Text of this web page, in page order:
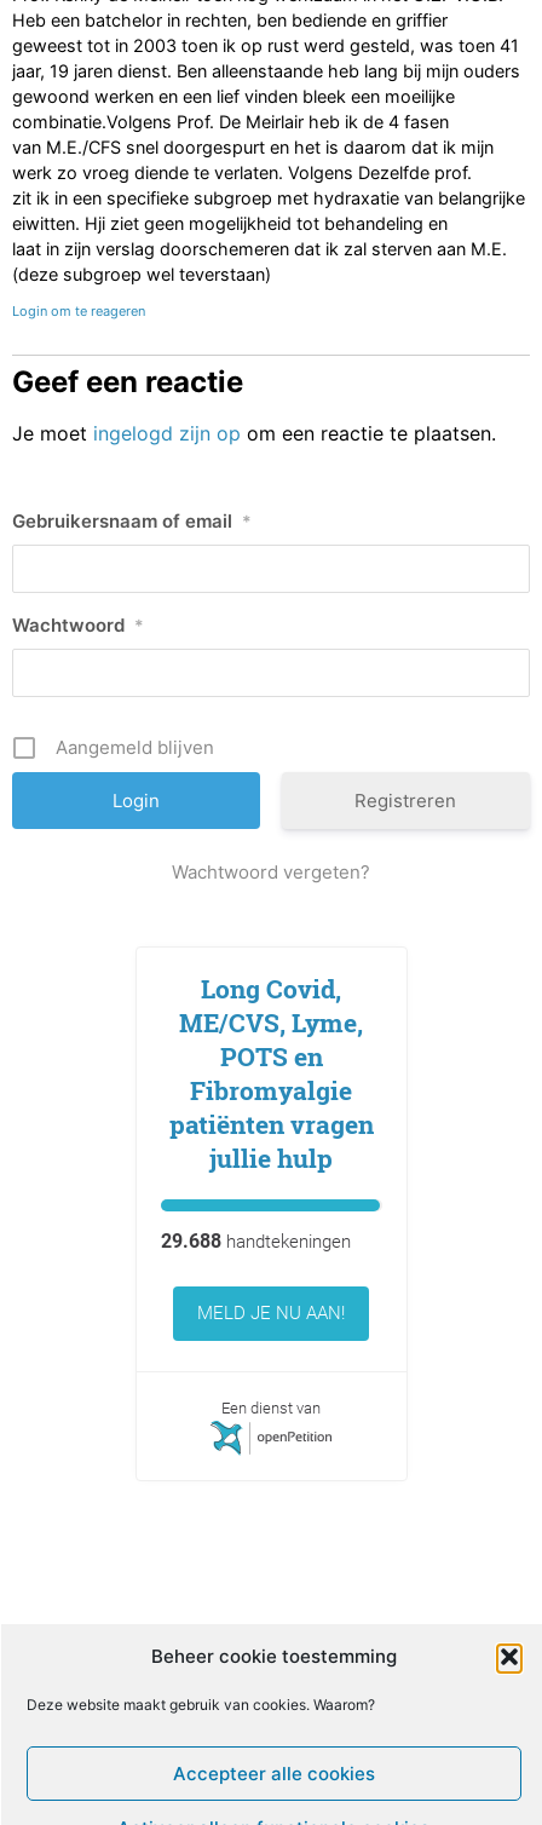
Beheer cookie toestemming
Deze website maakt gebruik van cookies. Waarom?
Accepteer alle cookies
Heb een batchelor in rechten, ben bediende en griffier
geweest tot in 2003 toen ik op rust werd gesteld, was toen 41
jaar, 19 jaren dienst. Ben alleenstaande heb lang bij mijn ouders
gewoond werken en een lief vinden bleek een moeilijke
combinatie.Volgens Prof. De Meirlair heb ik de 4 fasen
van M.E./CFS snel doorgespurt en het is daarom dat ik mijn
werk zo vroeg diende te verlaten. Volgens Dezelfde prof.
zit ik in een specifieke subgroep met hydraxatie van belangrijke
eiwitten. Hji ziet geen mogelijkheid tot behandeling en
laat in zijn verslag doorschemeren dat ik zal sterven aan M.E.
(deze subgroep wel teverstaan)
Login om te reageren
Geef een reactie
Je moet ingelogd zijn op om een reactie te plaatsen.
Gebruikersnaam of email *
Wachtwoord *
Aangemeld blijven
Registreren
Wachtwoord vergeten?
Long Covid,
ME/CVS, Lyme,
POTS en
Fibromyalgie
patiënten vragen
jullie hulp
29.688handtekeningen
MELD JE NU AAN!
Een dienst van